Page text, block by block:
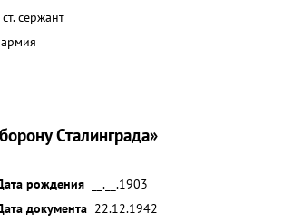
ст. сержант
Сталинграда»
рождения
__.__.1903
документа 22.12.1942